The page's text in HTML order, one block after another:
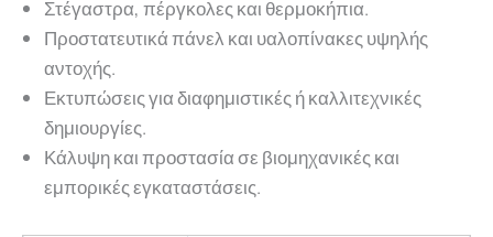
Στέγαστρα, πέργκολες και θερμοκήπια.
Προστατευτικά πάνελ και υαλοπίνακες υψηλής
αντοχής.
Εκτυπώσεις για διαφημιστικές ή καλλιτεχνικές
δημιουργίες.
Κάλυψη και προστασία σε βιομηχανικές και
εμπορικές εγκαταστάσεις.